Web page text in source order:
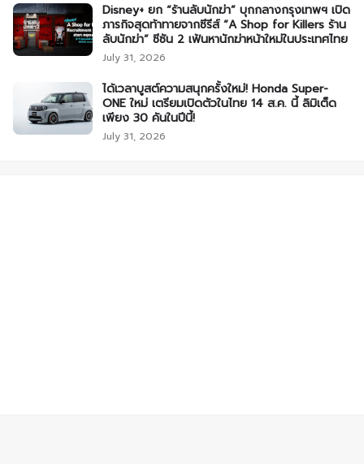
Disney+ ยก “ร้านลับนักฆ่า” บุกกลางกรุงเทพฯ เปิด
ภารกิจสุดท้าทายจากซีรีส์ “A Shop for Killers ร้าน
ลับนักฆ่า” ซีซัน 2 เฟ้นหานักฆ่าหน้าใหม่ในประเทศไทย
July 31, 2026
ได้เวลาบูสต์ความสนุกครั้งใหม่! Honda Super-
ONE ใหม่ เตรียมเปิดตัวในไทย 14 ส.ค. นี้ ลิมิเต็ด
เพียง 30 คันในปีนี้!
July 31, 2026